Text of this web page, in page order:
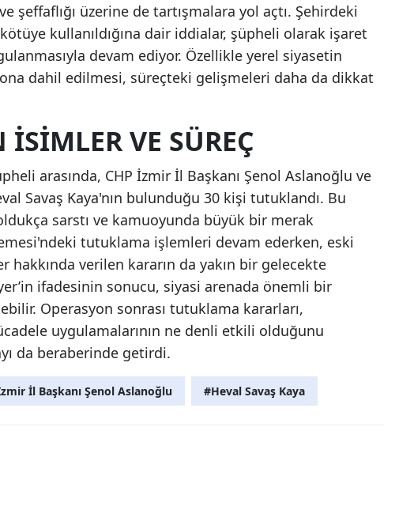
şeffaflığı üzerine de tartışmalara yol açtı. Şehirdeki
kullanıldığına dair iddialar, şüpheli olarak işaret
devam ediyor. Özellikle yerel siyasetin
dahil edilmesi, süreçteki gelişmeleri daha da dikkat
VE SÜREÇ
arasında, CHP İzmir İl Başkanı Şenol Aslanoğlu ve
Savaş Kaya'nın bulunduğu 30 kişi tutuklandı. Bu
sarstı ve kamuoyunda büyük bir merak
tutuklama işlemleri devam ederken, eski
hakkında verilen kararın da yakın bir gelecekte
ifadesinin sonucu, siyasi arenada önemli bir
Operasyon sonrası tutuklama kararları,
uygulamalarının ne denli etkili olduğunu
da beraberinde getirdi.
İl Başkanı Şenol Aslanoğlu #Heval Savaş Kaya